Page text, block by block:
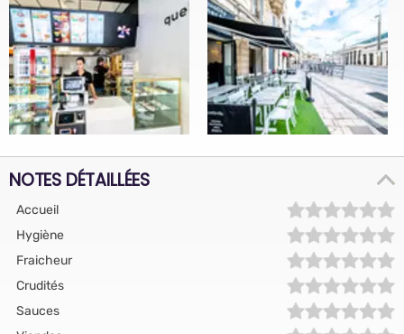
NOTES DÉTAILLÉES
Accueil
Hygiène
Fraicheur
Crudités
Sauces